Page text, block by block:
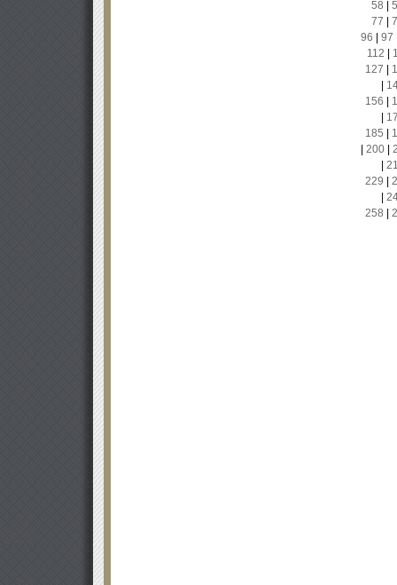
58
77
96
97
112
127
156
185
200|
229
258